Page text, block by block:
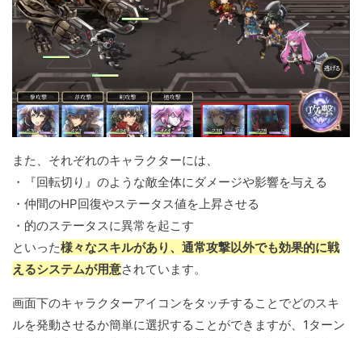
また、それぞれのキャラクターには、
・『回転切り』のような敵全体にダメージや影響を与える
・仲間のHP回復やステータス値を上昇させる
・的のステータスに異常を起こす
といった様々なスキルがあり、通常攻撃以外でも効果的に戦
えるシステムが用意されています。
画面下のキャラクターアイコンをタッチすることでどのスキ
ルを発動させるか簡単に選択することができますが、1ターン